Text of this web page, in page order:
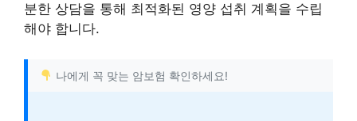
분한 상담을 통해 최적화된 영양 섭취 계획을 수립
해야 합니다.
나에게 꼭 맞는 암보험 확인하세요!